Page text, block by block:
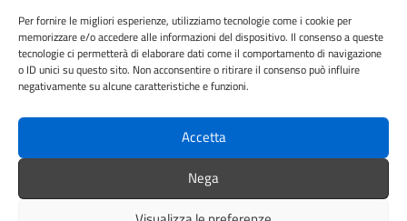
Per fornire le migliori esperienze, utilizziamo tecnologie come i cookie per
memorizzare e/o accedere alle informazioni del dispositivo. Il consenso a queste
tecnologie ci permetterà di elaborare dati come il comportamento di navigazione
o ID unici su questo sito. Non acconsentire o ritirare il consenso può influire
negativamente su alcune caratteristiche e funzioni.
Accetta
Nega
Amministrazione trasparente
Informativa privacy
Cookie Policy (UE)
Dichiarazione di accessibilità
SEGUICI SU
Facebook